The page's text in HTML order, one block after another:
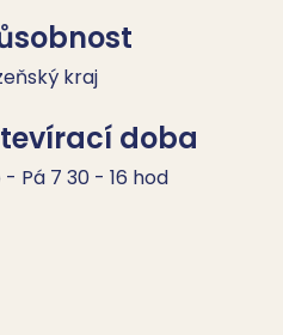
kraj
doba
- Pá 7 30 - 16 hod